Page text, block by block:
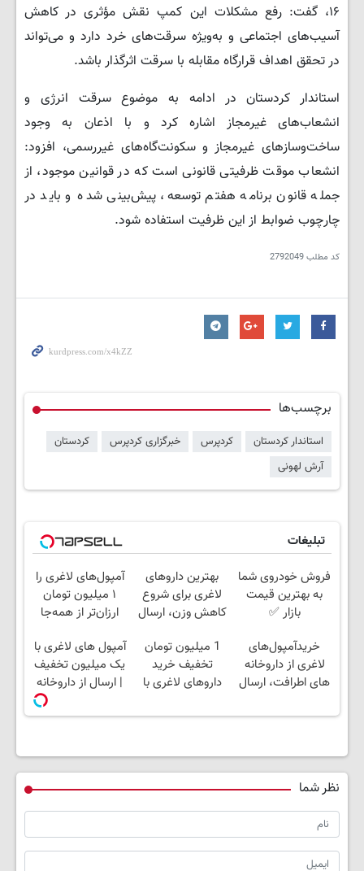
۱۶، گفت: رفع مشکلات این کمپ نقش مؤثری در کاهش
آسیب‌های اجتماعی و به‌ویژه سرقت‌های خرد دارد و می‌تواند
در تحقق اهداف قرارگاه مقابله با سرقت اثرگذار باشد.
استاندار کردستان در ادامه به موضوع سرقت انرژی و
انشعاب‌های غیرمجاز اشاره کرد و با اذعان به وجود
ساخت‌وسازهای غیرمجاز و سکونت‌گاه‌های غیررسمی، افزود:
انشعاب موقت ظرفیتی قانونی است که در قوانین موجود، از
جمله قانون برنامه هفتم توسعه، پیش‌بینی شده و باید در
چارچوب ضوابط از این ظرفیت استفاده شود.
کد مطلب2792049
برچسب‌ها
استاندار کردستان کردپرس خبرگزاری کردپرس
کردستان
آرش لهونی
تبلیغات
فروش خودروی شما
به بهترین قیمت
بازار ✅
بهترین داروهای
لاغری برای شروع
کاهش وزن، ارسال
نزدیکت!
آمپول‌های لاغری را
۱ میلیون تومان
ارزان‌تر از همه‌جا
خریدآمپول‌های
لاغری از داروخانه
های اطرافت، ارسال
یخ!
1 میلیون تومان
تخفیف خرید
داروهای لاغری با
پک یخ!
آمپول های لاغری با
یک میلیون تخفیف
| ارسال از داروخانه
نظر شما